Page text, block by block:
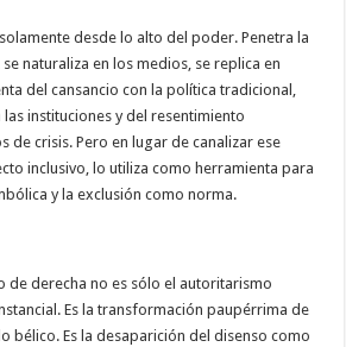
desde lo alto del poder. Penetra la
naturaliza en los medios, se replica en
del cansancio con la política tradicional,
instituciones y del resentimiento
de crisis. Pero en lugar de canalizar ese
inclusivo, lo utiliza como herramienta para
y la exclusión como norma.
de derecha no es sólo el autoritarismo
Es la transformación paupérrima de
bélico. Es la desaparición del disenso como